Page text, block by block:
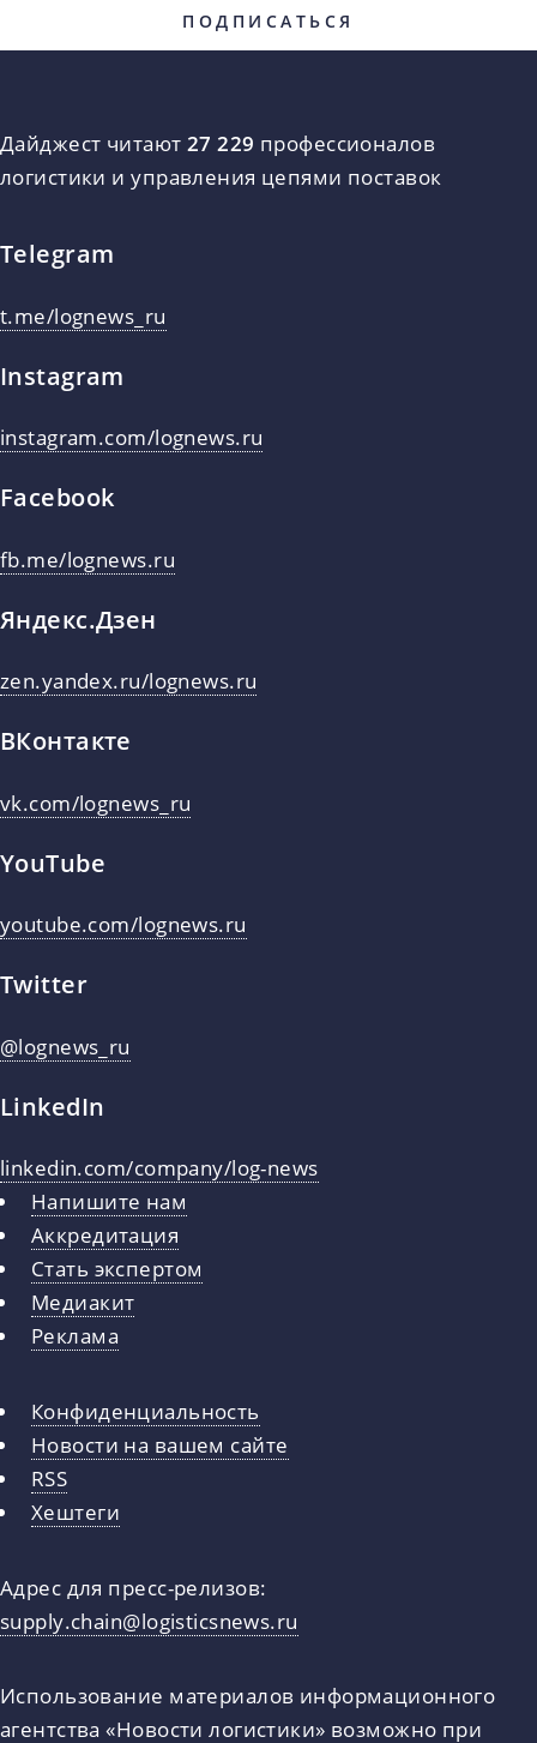
Дайджест читают 27 229 профессионалов
логистики и управления цепями поставок
Telegram
t.me/lognews_ru
Instagram
instagram.com/lognews.ru
Facebook
fb.me/lognews.ru
Яндекс.Дзен
zen.yandex.ru/lognews.ru
ВКонтакте
vk.com/lognews_ru
YouTube
youtube.com/lognews.ru
Twitter
@lognews_ru
LinkedIn
linkedin.com/company/log-news
Напишите нам
Аккредитация
Стать экспертом
Медиакит
Реклама
Конфиденциальность
Новости на вашем сайте
RSS
Хештеги
Адрес для пресс-релизов:
supply.chain@logisticsnews.ru
Использование материалов информационного
агентства «Новости логистики» возможно при